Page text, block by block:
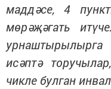
маддәсе, 4
мөрәҗәгать
исәптә
чикле булган